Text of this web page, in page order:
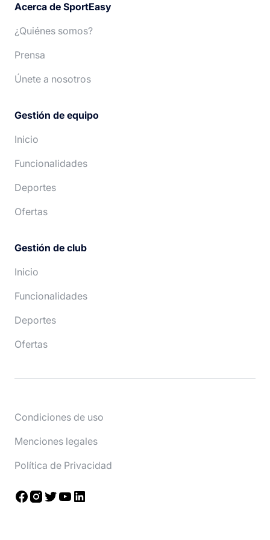
Acerca de SportEasy
¿Quiénes somos?
Prensa
Únete a nosotros
Gestión de equipo
Inicio
Funcionalidades
Deportes
Ofertas
Gestión de club
Inicio
Funcionalidades
Deportes
Ofertas
Condiciones de uso
Menciones legales
Política de Privacidad
Facebook
Instagram
TwitterYouTube